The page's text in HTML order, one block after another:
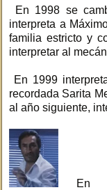
En 1998 se
interpreta a
familia estricto y
interpretar al
En 1999
recordada Sarita
al año siguiente,
En